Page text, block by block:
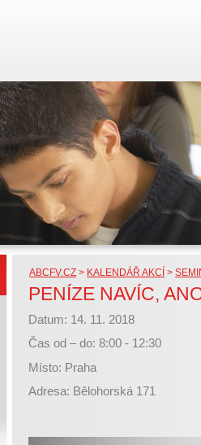
ABCFV.CZ > KALENDÁŘ AKCÍ >
PENÍZE NAVÍC,
Datum: 14. 11. 2018
Čas od – do: 8:00 - 12:30
Místo: Praha
Adresa: Bělohorská 171